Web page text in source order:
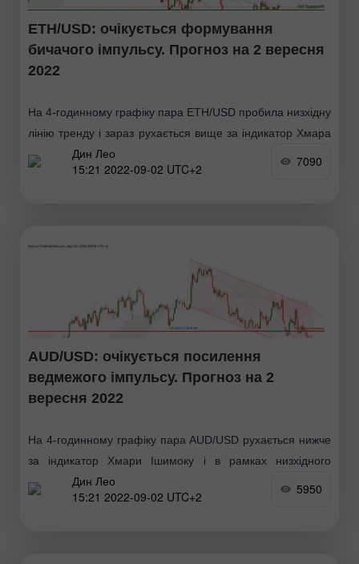
ETH/USD: очікується формування
бичачого імпульсу. Прогноз на 2 вересня
2022
На 4-годинному графіку пара ETH/USD пробила низхідну
лінію тренду і зараз рухається вище за індикатор Хмара
Ішимоку, що вказує на бичачий імпульс. Очікується, що
ціна зросте від 1-го рівня підтримки
Дин Лео
15:21 2022-09-02 UTC+2
7090
AUD/USD: очікується посилення
ведмежого імпульсу. Прогноз на 2
вересня 2022
На 4-годинному графіку пара AUD/USD рухається нижче
за індикатор Хмари Ішимоку і в рамках низхідного
каналу, а індикатор MACD знаходиться нижче за нуль,
що вказує на ведмежий імпульс. Очікується
Дин Лео
15:21 2022-09-02 UTC+2
5950